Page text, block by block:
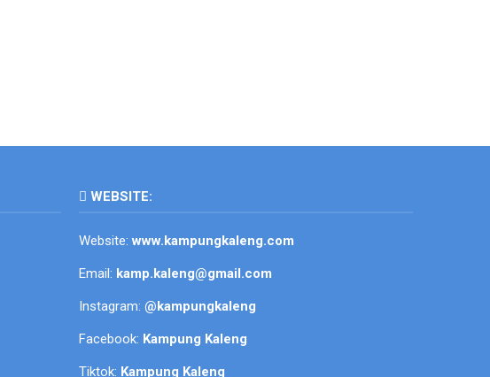
WEBSITE:
Website:www.kampungkaleng.com
Email: kamp.kaleng@gmail.com
Instagram:@kampungkaleng
Facebook: Kampung Kaleng
Tiktok: Kampung Kaleng